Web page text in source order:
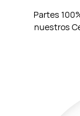
Partes
nuestros